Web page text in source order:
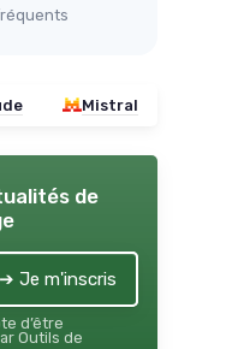
Mistral
de
➔ Je m'inscris
d’être
Outils de